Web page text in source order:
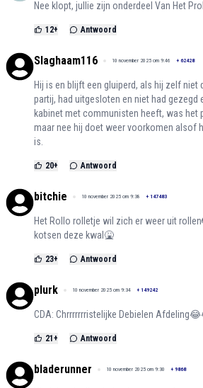
Nee klopt, jullie zijn onderdeel Van Het
12+ Antwoord
Slaghaam116 10 november 2025 om 9:46 + 62428
Hij is en blijft een gluiperd, als hij zelf niet
partij, had uitgesloten en niet had gezegd
kabinet met communisten heeft, was het
maar nee hij doet weer voorkomen alsof
is.
20+ Antwoord
bitchie 10 november 2025 om 9:38 + 147483
Het Rollo rolletje wil zich er weer uit
kotsen deze kwal🤮
23+ Antwoord
plurk 10 november 2025 om 9:34 + 149242
CDA: Chrrrrrrristelijke Debielen
21 + Antwoord
bladerunner 10 november 2025 om 9:30 + 9868